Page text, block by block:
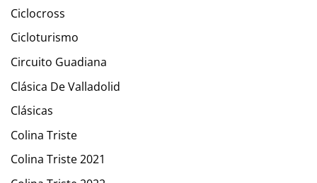
Ciclocross
Cicloturismo
Circuito Guadiana
Clásica De Valladolid
Clásicas
Colina Triste
Colina Triste 2021